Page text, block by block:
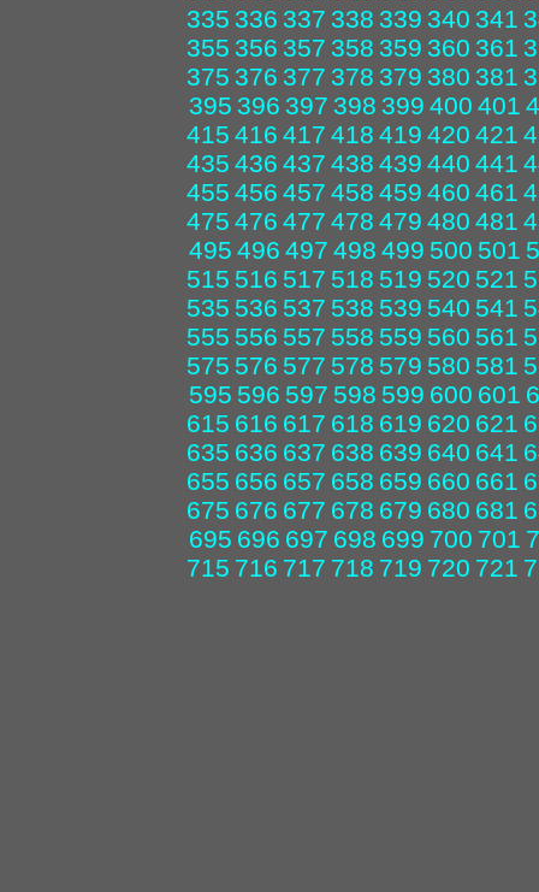
335 336 337 338 339 340 341
355 356 357 358 359 360 361
375 376 377 378 379 380 381
395 396 397 398 399 400 401
415 416 417 418 419 420 421
435 436 437 438 439 440 441
455 456 457 458 459 460 461
475 476 477 478 479 480 481
495 496 497 498 499 500 501
515 516 517 518 519 520 521
535 536 537 538 539 540 541
555 556 557 558 559 560 561
575 576 577 578 579 580 581
595 596 597 598 599 600 601
615 616 617 618 619 620 621
635 636 637 638 639 640 641
655 656 657 658 659 660 661
675 676 677 678 679 680 681
695 696 697 698 699 700 701
715 716 717 718 719 720 721